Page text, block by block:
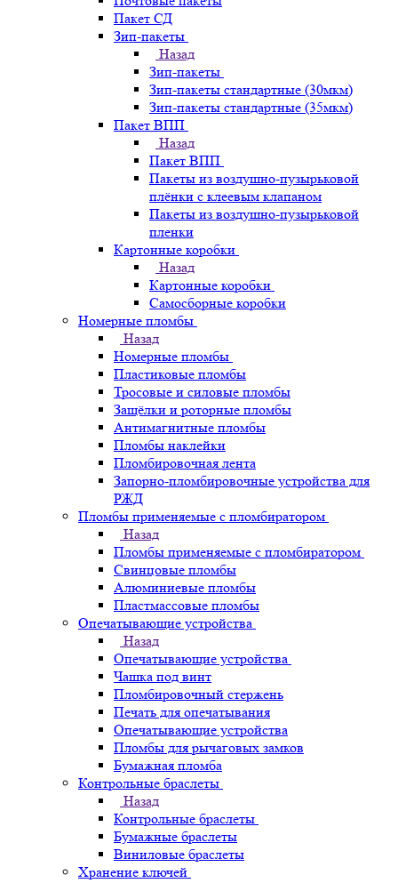
Пакет СД
Зип-пакеты
Назад
Зип-пакеты
Зип-пакеты стандартные (30мкм)
Зип-пакеты стандартные (35мкм)
Пакет ВПП
Назад
Пакет ВПП
Пакеты из воздушно-пузырьковой
плёнки с клеевым клапаном
Пакеты из воздушно-пузырьковой
пленки
Картонные коробки
Назад
Картонные коробки
Самосборные коробки
Номерные пломбы
Назад
Номерные пломбы
Пластиковые пломбы
Тросовые и силовые пломбы
Защёлки и роторные пломбы
Антимагнитные пломбы
Пломбы наклейки
Пломбировочная лента
Запорно-пломбировочные устройства для
РЖД
Пломбы применяемые с пломбиратором
Назад
Пломбы применяемые с пломбиратором
Свинцовые пломбы
Алюминиевые пломбы
Пластмассовые пломбы
Опечатывающие устройства
Назад
Опечатывающие устройства
Чашка под винт
Пломбировочный стержень
Печать для опечатывания
Опечатывающие устройства
Пломбы для рычаговых замков
Бумажная пломба
Контрольные браслеты
Назад
Контрольные браслеты
Бумажные браслеты
Виниловые браслеты
Хранение ключей